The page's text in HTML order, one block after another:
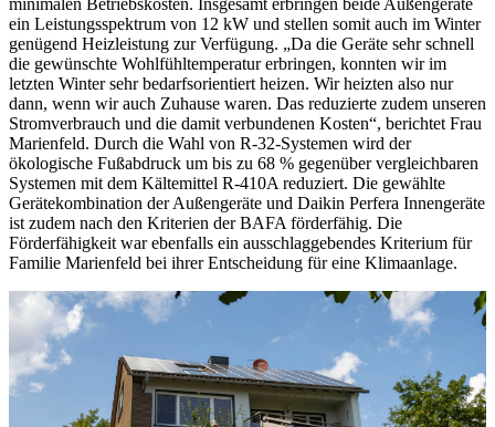
minimalen Betriebskosten. Insgesamt erbringen beide Außengeräte
ein Leistungsspektrum von 12 kW und stellen somit auch im Winter
genügend Heizleistung zur Verfügung. „Da die Geräte sehr schnell
die gewünschte Wohlfühltemperatur erbringen, konnten wir im
letzten Winter sehr bedarfsorientiert heizen. Wir heizten also nur
dann, wenn wir auch Zuhause waren. Das reduzierte zudem unseren
Stromverbrauch und die damit verbundenen Kosten“, berichtet Frau
Marienfeld. Durch die Wahl von R-32-Systemen wird der
ökologische Fußabdruck um bis zu 68 % gegenüber vergleichbaren
Systemen mit dem Kältemittel R-410A reduziert. Die gewählte
Gerätekombination der Außengeräte und Daikin Perfera Innengeräte
ist zudem nach den Kriterien der BAFA förderfähig. Die
Förderfähigkeit war ebenfalls ein ausschlaggebendes Kriterium für
Familie Marienfeld bei ihrer Entscheidung für eine Klimaanlage.